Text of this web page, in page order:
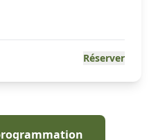
Réserver